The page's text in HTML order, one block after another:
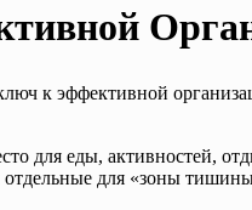
к эффективной
для еды, активностей,
для «зоны